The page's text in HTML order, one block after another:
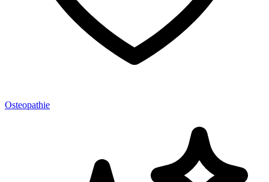
Osteopathie